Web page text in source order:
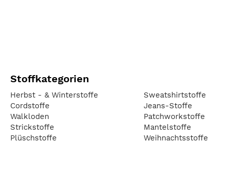
Stoffkategorien
Herbst - & Winterstoffe
Cordstoffe
Walkloden
Strickstoffe
Plüschstoffe
Sweatshirtstoffe
Jeans-Stoffe
Patchworkstoffe
Mantelstoffe
Weihnachtsstoffe